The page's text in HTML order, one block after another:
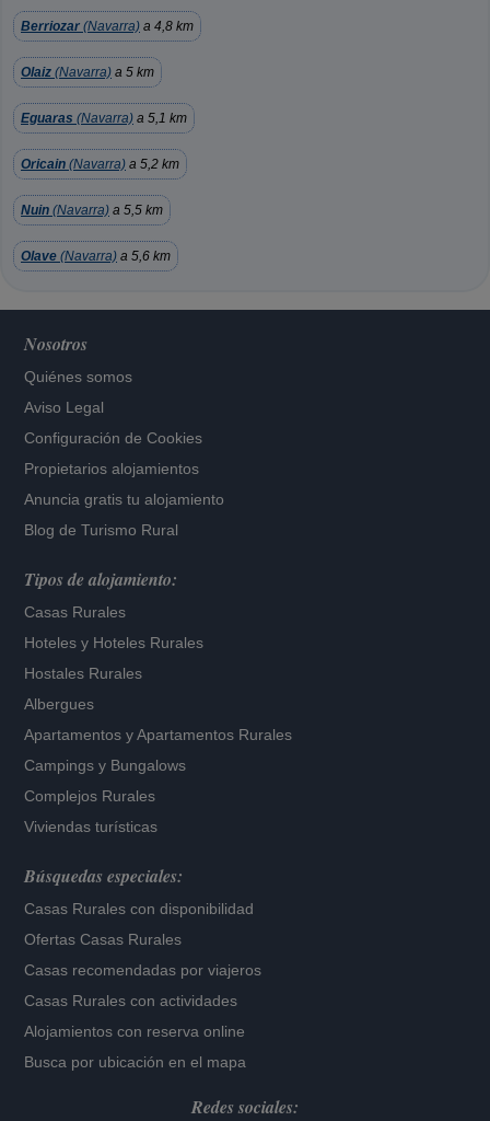
Berriozar (Navarra) a 4,8 km
Olaiz (Navarra) a 5 km
Eguaras (Navarra) a 5,1 km
Oricain (Navarra) a 5,2 km
Nuin (Navarra) a 5,5 km
Olave (Navarra) a 5,6 km
Nosotros
Quiénes somos
Aviso Legal
Configuración de Cookies
Propietarios alojamientos
Anuncia gratis tu alojamiento
Blog de Turismo Rural
Tipos de alojamiento:
Casas Rurales
Hoteles y Hoteles Rurales
Hostales Rurales
Albergues
Apartamentos yApartamentos Rurales
Campings y Bungalows
Complejos Rurales
Viviendas turísticas
Búsquedas especiales:
Casas Rurales con disponibilidad
Ofertas Casas Rurales
Casas recomendadas por viajeros
Casas Rurales con actividades
Alojamientos con reserva online
Busca por ubicación en el mapa
Redes sociales: